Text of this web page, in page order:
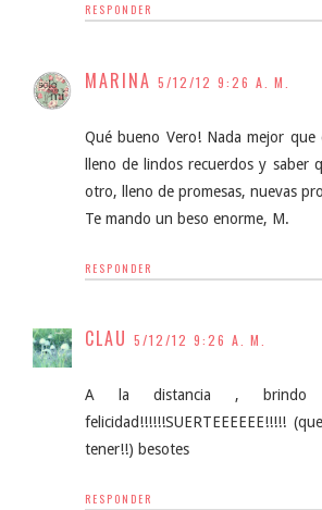
RESPONDER
MARINA 5/12/12 9:26 A. M.
Qué bueno Vero! Nada mejor
lleno de lindos recuerdos y saber
otro, lleno de promesas, nuevas
Te mando un beso enorme, M.
RESPONDER
CLAU 5/12/12 9:26 A. M.
A la distancia ,
felicidad!!!!!!SUERTEEEEEE!!!!!
tener!!) besotes
RESPONDER